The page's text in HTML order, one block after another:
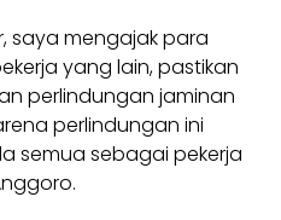
saya mengajak para
yang lain, pastikan
perlindungan jaminan
perlindungan ini
semua sebagai pekerja